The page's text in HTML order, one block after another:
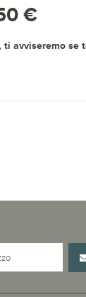
€
ti avviseremo se